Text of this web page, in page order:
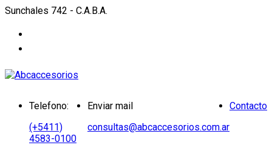
Sunchales 742 - C.A.B.A.
Telefono:
(+5411)
4583-0100
Enviar mail
consultas@abcaccesorios.com.ar
Contacto